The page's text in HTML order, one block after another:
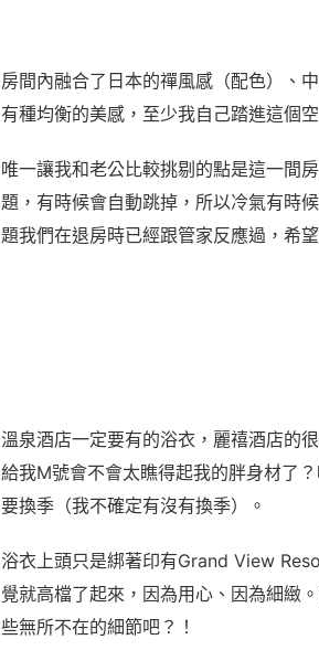
房間內融合了日本的禪風感（配色）、
有種均衡的美感，至少我自己踏進這個
唯一讓我和老公比較挑剔的點是這一間
題，有時候會自動跳掉，所以冷氣有時
題我們在退房時已經跟管家反應過，希
溫泉酒店一定要有的浴衣，麗禧酒店的
給我M號會不會太瞧得起我的胖身材了
要換季（我不確定有沒有換季）。
浴衣上頭只是綁著印有Grand View
覺就高檔了起來，因為用心、因為細緻
些無所不在的細節吧？！